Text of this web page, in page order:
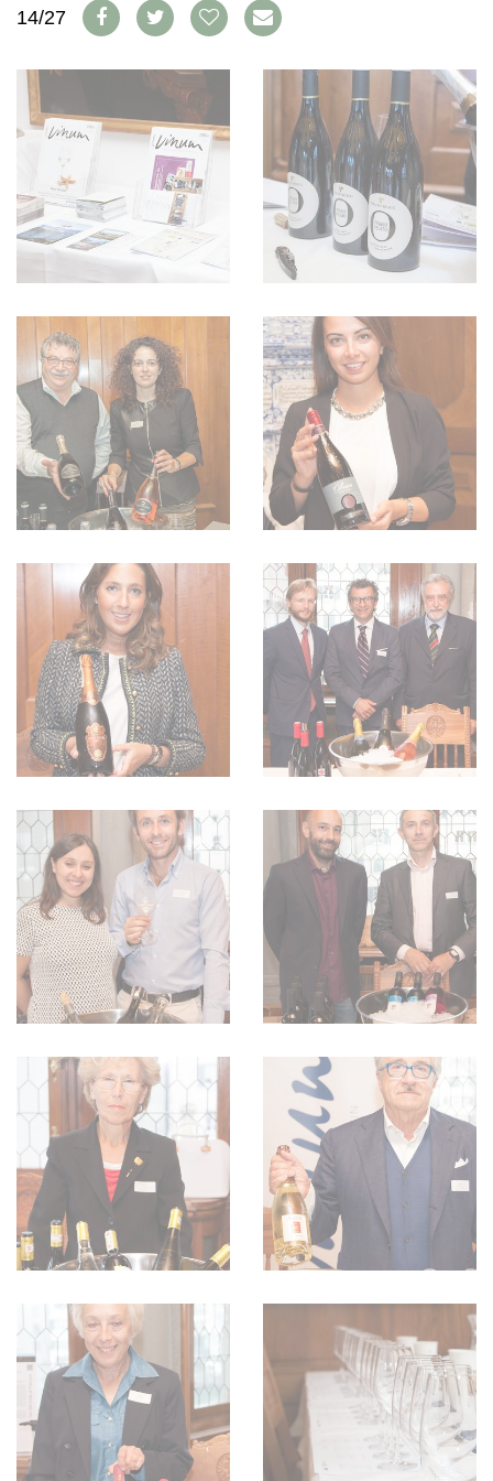
ABO
BÜCHER
WEINSZENE
PORTRAITS
VINOPHILES
ANMELDEN
AWARDS
GEWINNSPIELE
VORTEILSWELT
TRINKREIFETABELLE
ABO
WEINSUCHE
NEWSLETTER
WINE TRADE CLUB
REDAKTION
JOBS
WERBUNG
PRESSE
IMPRESSUM
AGB & DATENSCHUTZ
14/27